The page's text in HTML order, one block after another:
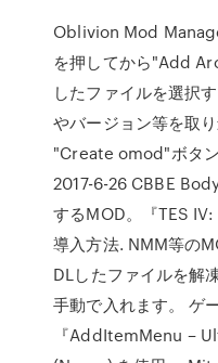
Oblivion Mod
を押してから"Add
したファイルを選択
やバージョン等を取
"Create omod"ボタ
2017-6-26 CBBE
するMOD。『TES
導入方法. NMM等の
DLしたファイルを解
手動で入れます。 ゲ
『AddItemMenu –